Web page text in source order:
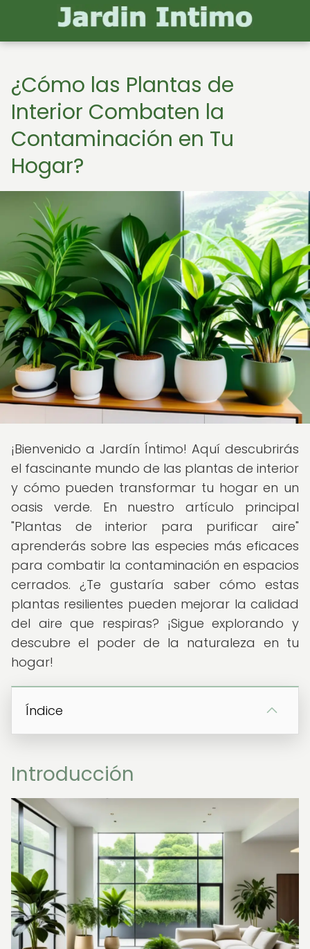
¿Cómo las Plantas de
Interior Combaten la
Contaminación en Tu
Hogar?
¡Bienvenido a Jardín Íntimo! Aquí descubrirás
el fascinante mundo de las plantas de interior
y cómo pueden transformar tu hogar en un
oasis verde. En nuestro artículo principal
"Plantas de interior para purificar aire"
aprenderás sobre las especies más eficaces
para combatir la contaminación en espacios
cerrados. ¿Te gustaría saber cómo estas
plantas resilientes pueden mejorar la calidad
del aire que respiras? ¡Sigue explorando y
descubre el poder de la naturaleza en tu
hogar!
Índice
Introducción